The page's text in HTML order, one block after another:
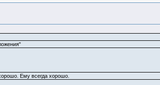
Ему всегда хорошо.